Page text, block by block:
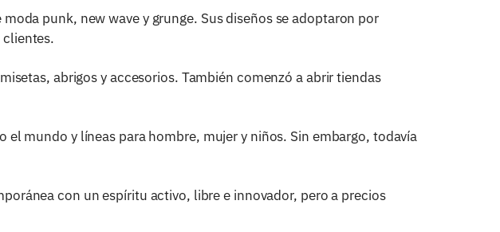
punk, new wave y grunge. Sus diseños se adoptaron por
clientes.
abrigos y accesorios. También comenzó a abrir tiendas
mundo y líneas para hombre, mujer y niños. Sin embargo, todavía
con un espíritu activo, libre e innovador, pero a precios